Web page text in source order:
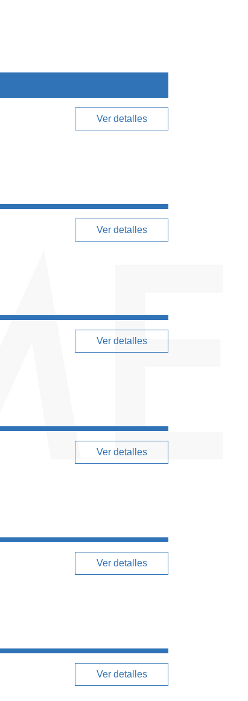
Ver detalles
Ver detalles
Ver detalles
Ver detalles
Ver detalles
Ver detalles